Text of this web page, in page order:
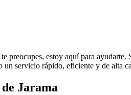
preocupes, estoy aquí para
un servicio rápido, eficiente y de alta
Jarama